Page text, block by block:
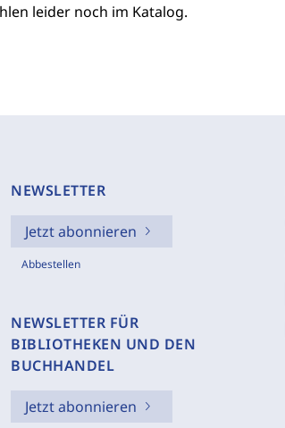
leider noch im Katalog.
NEWSLETTER
Jetzt abonnieren
Abbestellen
NEWSLETTER FÜR
BIBLIOTHEKEN UND DEN
BUCHHANDEL
Jetzt abonnieren